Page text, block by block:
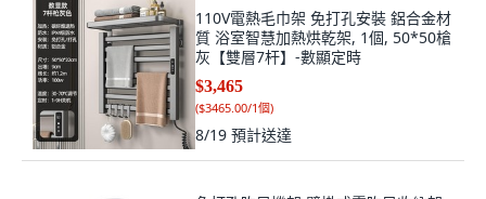
110V電熱毛巾架 免打孔安裝 鋁合金材
質 浴室智慧加熱烘乾架, 1個, 50*50槍
灰【雙層7杆】-數顯定時
$3,465
($3465.00/1個)
8/19 預計送達